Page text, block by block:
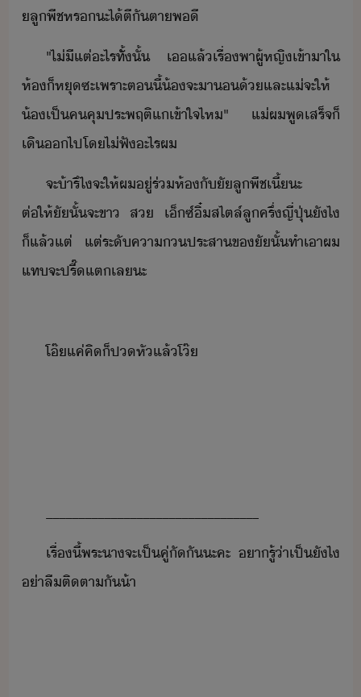
ลู​พีช​หร​ะ​ไ้​ตี​ัตา​พ​ี
"​ไ่ี​แต่​ะไรทัั​้​ั้​ ​เ​แล้​เรื่​พา​ผู้หญิ​เข้าา​ใ​
ห้​็​หุ​ซะ​เพราะ​ตี้​้​จะ​า​้​และ​แ่​จะ​ให้​
้​เป็​คคุ​ประพฤติ​แ​เข้าใจ​ไห​"​ ​แ่​ผ​พูเสร​็​จ​็​
เิ​​ไป​โ​ไ่​ฟั​ะไร​ผ
จะ​้า​รึ​ไ​จะ​ให้​ผ​ู่ร่​ห้​ัั​ลู​พีช​เี​้​ะ​ ​
ต่ให้ั​ั​้​จะ​ขา​ ​ส​ ​เ็ซ์​ิ​๋​สไตล์​ลูครึ่​ญี่ปุ่​ัไ​
็แล้แต่​ ​แต่​ระั​คา​​ประสา​ขั​ั​้​ทำเา​ผ​
แทจะ​ปรี๊แต​เล​ะ
โ๊​แค่​คิ​็​ปหั​แล้​โ​๊
_________________________________
เรื่​ี้​พระา​จะ​เป็​คู่ั​ั​ะคะ​ ​ารู้​่า​เป็​ัไ​
่า​ลื​ติตา​ั​้า